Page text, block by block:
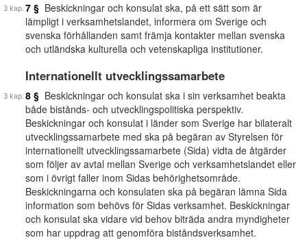
7 § Beskickningar och konsulat ska, på ett sätt som är
lämpligt i verksamhetslandet, informera om Sverige och
svenska förhållanden samt främja kontakter mellan svenska
och utländska kulturella och vetenskapliga institutioner.
Internationellt utvecklingssamarbete
8 § Beskickningar och konsulat ska i sin verksamhet beakta
både bistånds- och utvecklingspolitiska perspektiv.
Beskickningar och konsulat i länder som Sverige har bilateralt
utvecklingssamarbete med ska på begäran av Styrelsen för
internationellt utvecklingssamarbete (Sida) vidta de åtgärder
som följer av avtal mellan Sverige och verksamhetslandet eller
som i övrigt faller inom Sidas behörighetsområde.
Beskickningarna och konsulaten ska på begäran lämna Sida
information som behövs för Sidas verksamhet. Beskickningar
och konsulat ska vidare vid behov biträda andra myndigheter
som har uppdrag att genomföra biståndsverksamhet.